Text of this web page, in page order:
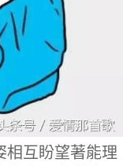
相互盼望著能理